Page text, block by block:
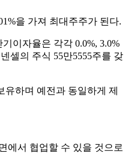
을 가져 최대주주가 된다.
이자율은 각각 0.0%, 3.0%
셀의 주식 55만5555주를 갖
하며 예전과 동일하게 제
에서 협업할 수 있을 것으로